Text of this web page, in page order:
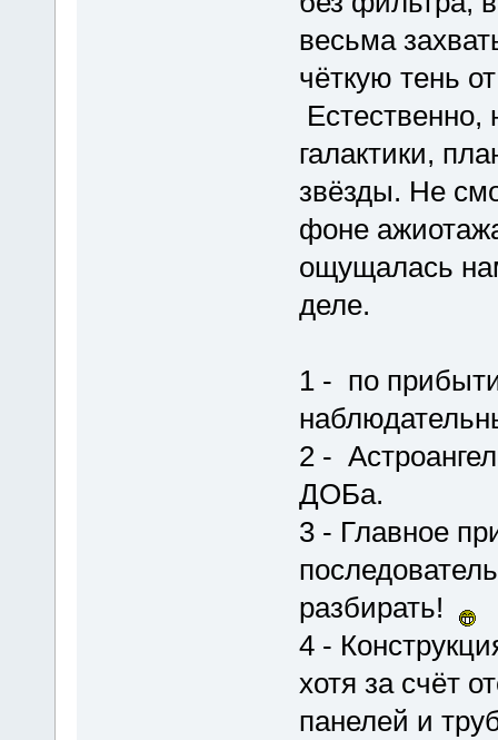
весьма
чёткую тень
галактики,
звёзды. Не
фоне
ощущалась
деле.
1 - по
2 -
ДОБа.
3 - Главное
разбирать!
4 -
хотя за счёт
панелей и